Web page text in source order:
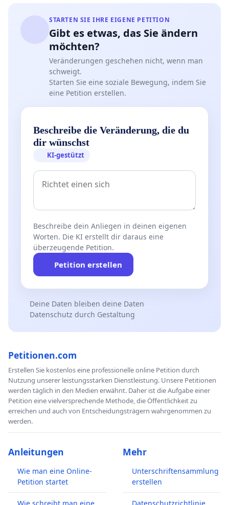
STARTEN SIE IHRE EIGENE PETITION
Gibt es etwas, das Sie ändern
möchten?
Veränderungen geschehen nicht, wenn man
schweigt.
Starten Sie eine soziale Bewegung, indem Sie
eine Petition erstellen.
Beschreibe die Veränderung, die du
dir wünschst
KI-gestützt
Beschreibe dein Anliegen in deinen eigenen
Worten. Die KI erstellt dir daraus eine
überzeugende Petition.
Petition erstellen
Deine Daten bleiben deine Daten
Datenschutz durch Gestaltung
Petitionen.com
Erstellen Sie kostenlos eine professionelle online Petition durch
Nutzung unserer leistungsstarken Dienstleistung. Unsere Petitionen
werden täglich in den Medien erwähnt. Daher ist die Aufgabe einer
Petition eine vielversprechende Methode, die Öffentlichkeit zu
erreichen und auch von Entscheidungsträgern wahrgenommen zu
werden.
Anleitungen
Wie man eine Online-
Petition startet
Mehr
Unterschriftensammlung
erstellen